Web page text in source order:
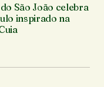
São João celebra
inspirado na